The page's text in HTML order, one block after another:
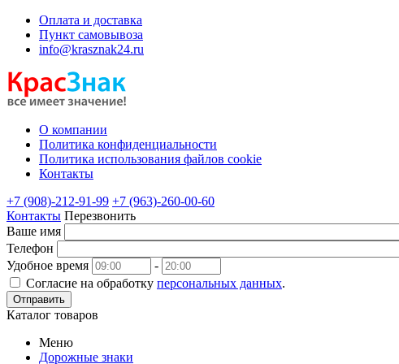
Оплата и доставка
Пункт самовывоза
info@krasznak24.ru
О компании
Политика конфиденциальности
Политика использования файлов cookie
Контакты
+7 (908)-212-91-99 +7 (963)-260-00-60
Контакты Перезвонить
Ваше имя
Телефон
Удобное время
-
Согласие на обработку персональных данных.
Отправить
Каталог товаров
Меню
Дорожные знаки